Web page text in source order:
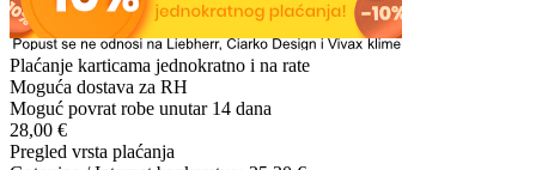
Plaćanje karticama jednokratno i na rate
Moguća dostava za RH
Moguć povrat robe unutar 14 dana
28,00 €
Pregled vrsta plaćanja